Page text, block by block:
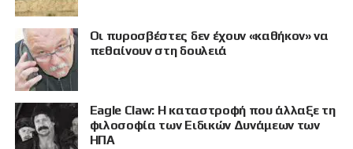
Οι πυροσβέστες δεν έχουν «καθήκον» να
πεθαίνουν στη δουλειά
Eagle Claw: Η καταστροφή που άλλαξε τη
φιλοσοφία των Ειδικών Δυνάμεων των
ΗΠΑ